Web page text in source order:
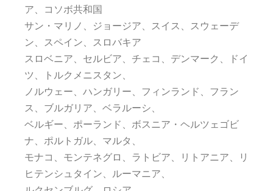
ア、コソボ共和国
サン・マリノ、ジョージア、スイス、スウェーデ
ン、スペイン、スロバキア
スロベニア、セルビア、チェコ、デンマーク、ドイ
ツ、トルクメニスタン、
ノルウェー、ハンガリー、フィンランド、フラン
ス、ブルガリア、ベラルーシ、
ベルギー、ポーランド、ボスニア・ヘルツェゴビ
ナ、ポルトガル、マルタ、
モナコ、モンテネグロ、ラトビア、リトアニア、リ
ヒテンシュタイン、ルーマニア、